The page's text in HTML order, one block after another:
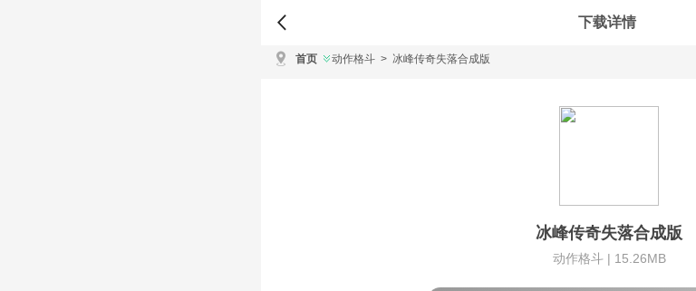
下载详情
首页 动作格斗 > 冰峰传奇失落合成版
冰峰传奇失落合成版
动作格斗 | 15.26MB